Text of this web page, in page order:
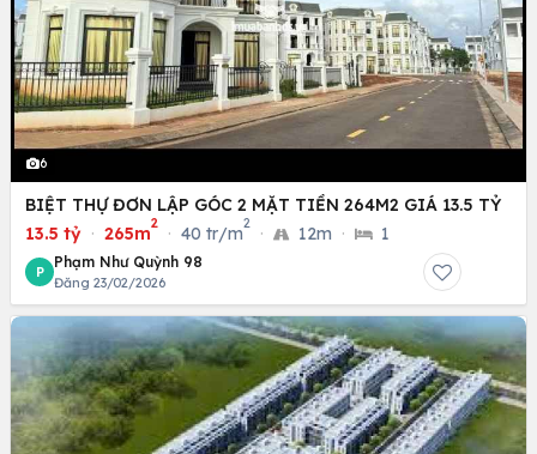
6
BIỆT THỰ ĐƠN LẬP GÓC 2 MẶT TIỀN 264M2 GIÁ 13.5 TỶ
13.5 tỷ · 265m
2
· 40 tr/m
2
· 12m · 1
P
Phạm Như Quỳnh 98
Đăng 23/02/2026